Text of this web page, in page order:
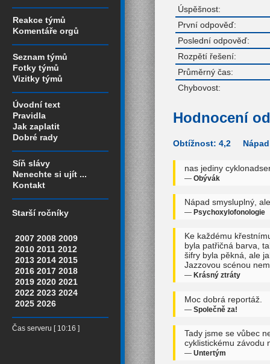
Reakce týmů
Komentáře orgů
Seznam týmů
Fotky týmů
Vizitky týmů
Úvodní text
Pravidla
Jak zaplatit
Dobré rady
Síň slávy
Nenechte si ujít ...
Kontakt
Starší ročníky
2007 2008 2009
2010 2011 2012
2013 2014 2015
2016 2017 2018
2019 2020 2021
2022 2023 2024
2025 2026
Čas serveru [ 10:16 ]
Úspěšnost:
První odpověď:
Poslední odpověď:
Rozpětí řešení:
Průměrný čas:
Chybovost:
Hodnocení
Obtížnost: 4,2
nas jediny
— Obývák
Nápad smysluplný,
— Psychoxylofonologie
Ke každému
byla patřičná barva,
šifry byla pěkná, ale
Jazzovou scénou
— Krásný ztráty
Moc dobrá reportáž.
— Společně za!
Tady jsme se vůbec
cyklistickému závodu
— Untertým